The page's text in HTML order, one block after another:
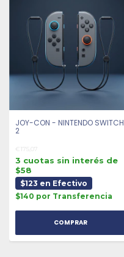
JOY-CON - NINTENDO SWITCH
2
€175,07
3 cuotas sin interés de
$58
$123 en Efectivo
$140 por Transferencia